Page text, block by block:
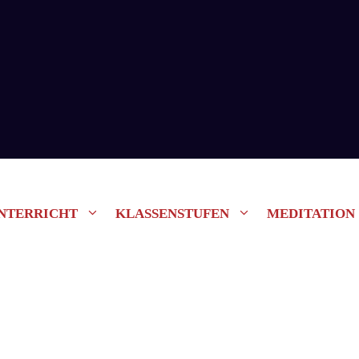
KLASSENSTUFEN MEDITATION